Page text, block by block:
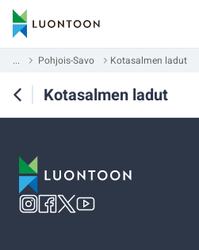
... Pohjois-Savo Kotasalmen ladut
Kotasalmen ladut